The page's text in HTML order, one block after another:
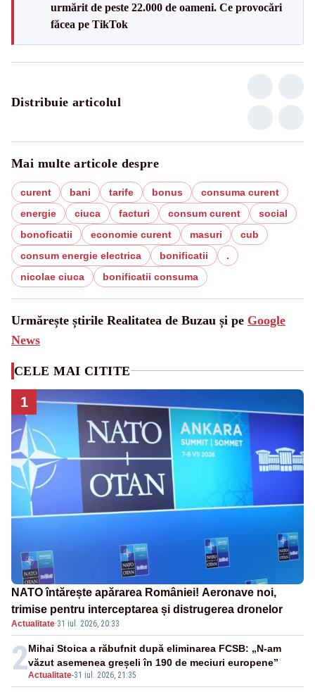
urmărit de peste 22.000 de oameni. Ce provocări
făcea pe TikTok
Distribuie articolul
Mai multe articole despre
curent bani tarife bonus
consuma curent
energie
ciuca facturi consum curent
social
bonoficatii
economie curent masuri
cub
consum energie electrica
bonificatii
.
nicolae ciuca
bonificatii consuma
Urmărește știrile Realitatea de Buzau și pe Google
News
CELE MAI CITITE
1
NATO întărește apărarea României! Aeronave noi,
trimise pentru interceptarea și distrugerea dronelor
Actualitate·31 iul. 2026, 20:33
2Actualitate-31 iul. 2026, 21:35
Mihai Stoica a răbufnit după eliminarea FCSB: „N-am
văzut asemenea greșeli în 190 de meciuri europene”